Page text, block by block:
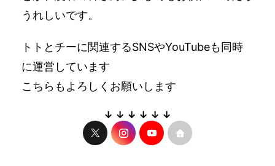
うれしいです。
トトとチーに関連するSNSやYouTubeも同時
に運営しています
こちらもよろしくお願いします
↓ ↓ ↓ ↓ ↓ ↓